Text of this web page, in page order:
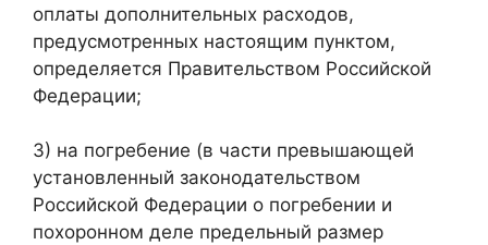
оплаты дополнительных расходов,
предусмотренных настоящим пунктом,
определяется Правительством Российской
Федерации;
3) на погребение (в части превышающей
установленный законодательством
Российской Федерации о погребении и
похоронном деле предельный размер